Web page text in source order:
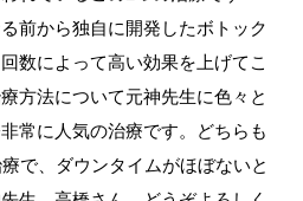
前から独自に開発したボトック
数によって高い効果を上げてこ
方法について元神先生に色々と
常に人気の治療です。どちらも
で、ダウンタイムがほぼないと